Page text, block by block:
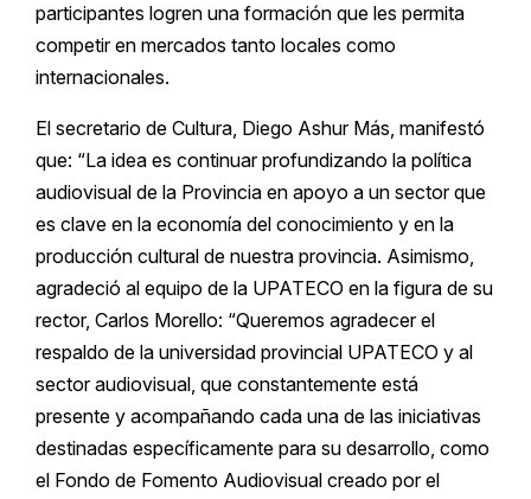
participantes logren una formación que les permita
competir en mercados tanto locales como
internacionales.
El secretario de Cultura, Diego Ashur Más, manifestó
que: “La idea es continuar profundizando la política
audiovisual de la Provincia en apoyo a un sector que
es clave en la economía del conocimiento y en la
producción cultural de nuestra provincia. Asimismo,
agradeció al equipo de la UPATECO en la figura de su
rector, Carlos Morello: “Queremos agradecer el
respaldo de la universidad provincial UPATECO y al
sector audiovisual, que constantemente está
presente y acompañando cada una de las iniciativas
destinadas específicamente para su desarrollo, como
el Fondo de Fomento Audiovisual creado por el